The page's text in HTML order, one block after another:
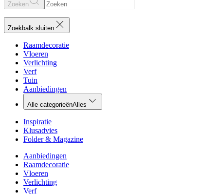
Zoeken
Zoekbalk sluiten
Raamdecoratie
Vloeren
Verlichting
Verf
Tuin
Aanbiedingen
Alle categorieënAlles
Inspiratie
Klusadvies
Folder & Magazine
Aanbiedingen
Raamdecoratie
Vloeren
Verlichting
Verf